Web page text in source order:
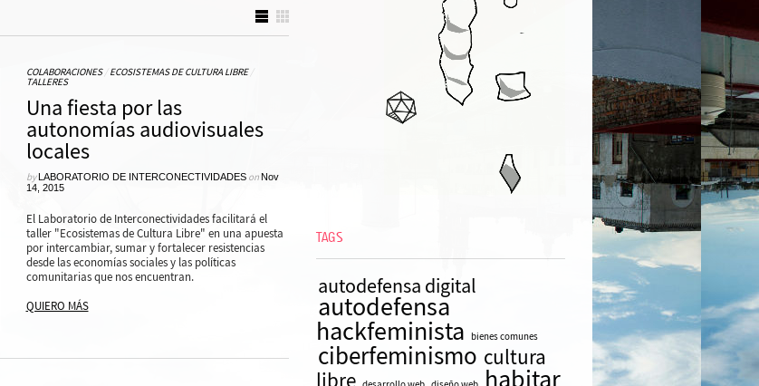
COLABORACIONES/ECOSISTEMAS DE CULTURA LIBRE/
TALLERES
Una fiesta por las
autonomías audiovisuales
locales
byLABORATORIO DE INTERCONECTIVIDADESonNov
14, 2015
El Laboratorio de Interconectividades facilitará el
taller "Ecosistemas de Cultura Libre" en una apuesta
por intercambiar, sumar y fortalecer resistencias
desde las economías sociales y las políticas
comunitarias que nos encuentran.
QUIERO MÁS
TAGS
autodefensa digital
autodefensa
hackfeminista bienes comunes
ciberfeminismo cultura